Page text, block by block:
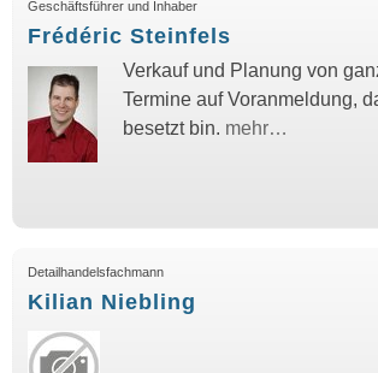
Geschäftsführer und Inhaber
Frédéric Steinfels
Verkauf und Planung von
Termine auf Voranmeldung,
besetzt bin. mehr…
Detailhandelsfachmann
Kilian Niebling